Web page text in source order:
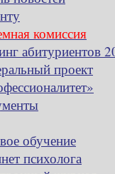
комиссия
абитуриентов
проект
обучение
психолога